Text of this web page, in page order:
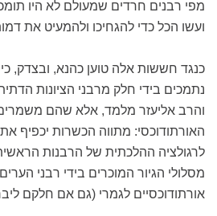
מפי רבנים חרדים שמעולם לא היו
ועשו הכל כדי להגחיכו ולהמעיט את
כנגד חששות אלה טוען כהנא, ובצדק,
נתמכים בידי חלק מרבני הציונות
והרב אליעזר מלמד, אלא שהם
האורתודוכסי: מתווה הכשרות יכפיף
לרגולציה ההלכתית של הרבנות
מסלולי הגיור המוכרים בידי רבני
אורתודוכסיים לגמרי (גם אם חלקם